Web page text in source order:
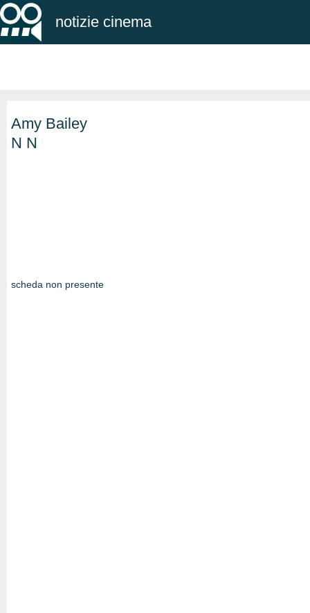
notizie cinema
Amy Bailey
N N
scheda non presente